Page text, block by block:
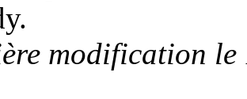
modification le